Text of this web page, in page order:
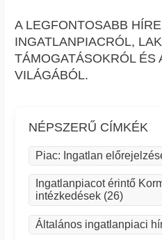
A LEGFONTOSABB
INGATLANPIACRÓL,
TÁMOGATÁSOKRÓL ÉS
VILÁGÁBÓL.
NÉPSZERŰ CÍMKÉK
Piac: Ingatlan
Ingatlanpiacot érintő
intézkedések (26)
Általános ingatlanpiaci